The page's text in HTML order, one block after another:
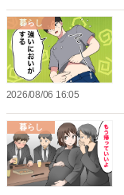
暮らし
2026/08/06 16:05
暮らし